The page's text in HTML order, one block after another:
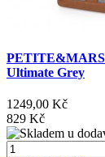
PETITE&MARS
Ultimate Grey
1249,00 Kč
829 Kč